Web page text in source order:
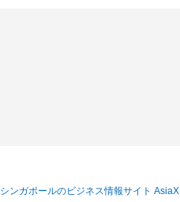
シンガポールのビジネス情報サイト AsiaX